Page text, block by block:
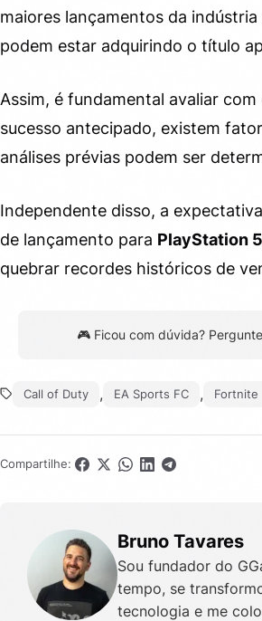
maiores lançamentos da
podem estar adquirindo o título
Assim, é fundamental avaliar
sucesso antecipado, existem
análises prévias podem ser
Independente disso, a
de lançamento para PlayStation 5
quebrar recordes históricos de
🎮 Ficou com dúvida?
Call of Duty , EA Sports FC , Fortnite
Compartilhe:
Bruno Tavares
Sou fundador do
tempo, se
tecnologia e me